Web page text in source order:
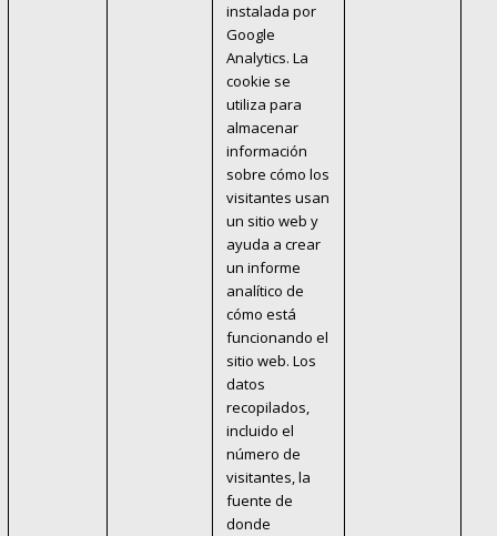
instalada por
Google
Analytics. La
cookie se
utiliza para
almacenar
información
sobre cómo los
visitantes usan
un sitio web y
ayuda a crear
un informe
analítico de
cómo está
funcionando el
sitio web. Los
datos
recopilados,
incluido el
número de
visitantes, la
fuente de
donde